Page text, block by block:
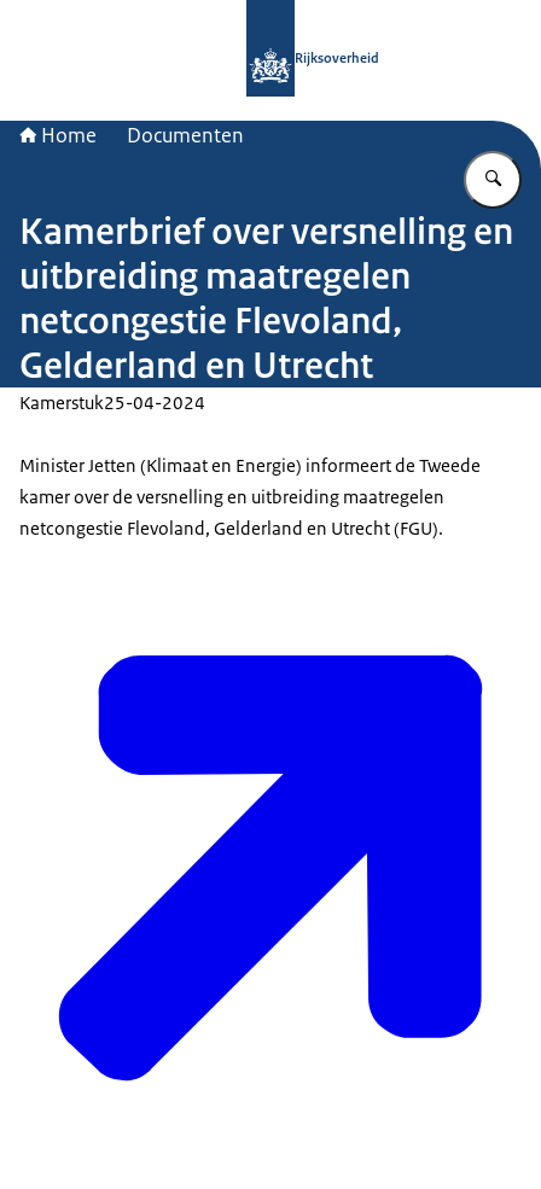
Rijksoverheid
Home Documenten
Kamerbrief over versnelling en
uitbreiding maatregelen
netcongestie Flevoland,
Gelderland en Utrecht
Kamerstuk25-04-2024
Minister Jetten (Klimaat en Energie) informeert de Tweede
kamer over de versnelling en uitbreiding maatregelen
netcongestie Flevoland, Gelderland en Utrecht (FGU).